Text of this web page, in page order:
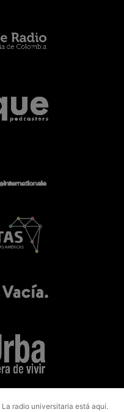
La radio universitaria está aquí.